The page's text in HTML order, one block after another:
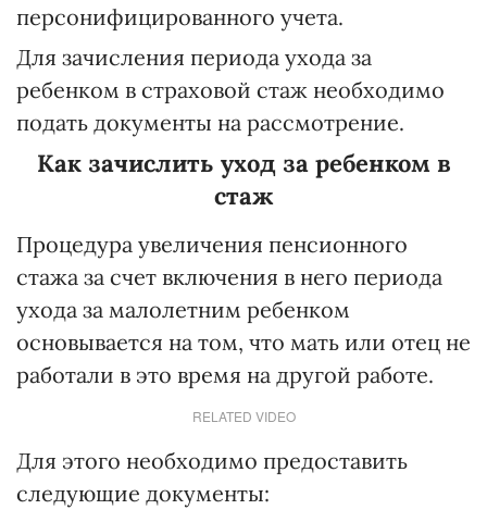
персонифицированного учета.
Для зачисления периода ухода за
ребенком в страховой стаж необходимо
подать документы на рассмотрение.
Как зачислить уход за ребенком в
стаж
Процедура увеличения пенсионного
стажа за счет включения в него периода
ухода за малолетним ребенком
основывается на том, что мать или отец не
работали в это время на другой работе.
RELATED VIDEO
Для этого необходимо предоставить
следующие документы: